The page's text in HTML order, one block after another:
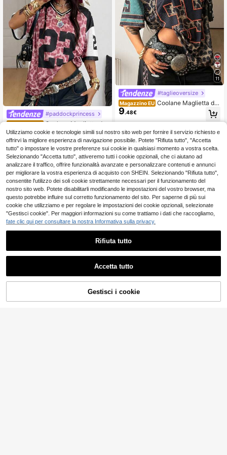
#paddockprincess
Magazzino EU Coolane Maglietta da
donna e uomo taglie forti estiva aut
unnale streetwear vintage sportiva
casual da giorno di partita in rete ov
ersize con stampa leopardata rosa
scollo a V stile jersey ritorno a scuol
a
10.48€
4-7 giorni lavorativi
11
#taglieoversize
Magazzino EU Coolane Maglietta da
baseball oversize con stampa nume
rica, abbigliamento sportivo vintage
da donna per festival estivi
9.48€
COMPRA ORA
Utilizziamo cookie e tecnologie simili sul nostro sito web per fornire il servizio richiesto e
offrirvi la migliore esperienza di navigazione possibile. Potete "Rifiuta tutto", "Accetta
tutto" o impostare le vostre preferenze sui cookie in qualsiasi momento a vostra scelta.
Selezionando "Accetta tutto", attiveremo tutti i cookie opzionali, che ci aiutano ad
analizzare il traffico, offrire funzionalità avanzate e personalizzare contenuti e annunci
per migliorare la vostra esperienza di acquisto con SHEIN. Selezionando "Rifiuta tutto",
consentite l'utilizzo dei soli cookie strettamente necessari per il funzionamento del
nostro sito web. Potete disabilitarli modificando le impostazioni del vostro browser, ma
questo potrebbe influire sul corretto funzionamento del sito. Per saperne di più sui
cookie che utilizziamo e per regolare le impostazioni dei cookie opzionali, selezionate
"Gestisci cookie". Per maggiori informazioni su come trattiamo i dati che raccogliamo,
fate clic qui per consultare la nostra Informativa sulla privacy.
Rifiuta tutto
Accetta tutto
Gestisci i cookie